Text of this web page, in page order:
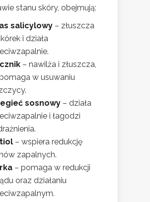
stanu skóry, obejmują:
salicylowy – złuszcza
i działa
– nawilża i złuszcza,
w usuwaniu
sosnowy – działa
i łagodzi
– wspiera redukcję
zapalnych.
– pomaga w redukcji
oraz działaniu